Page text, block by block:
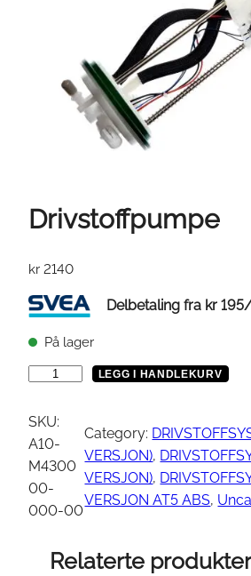
Drivstoffpumpe
kr 2140
Delbetaling fra kr 195
På lager
i
v
s
t
o
LEGG I HANDLEKURV
SKU:
A10-
M4300
00-
000-00
Category:
VERSJON),
VERSJON),
VERSJON AT5 ABS,
Relaterte produkter